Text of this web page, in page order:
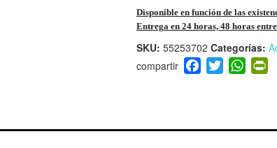
Disponible en función de las
Entrega en 24 horas, 48 horas
SKU: 55253702 Categorías:
F
a
b
T
wi
W
h
A e